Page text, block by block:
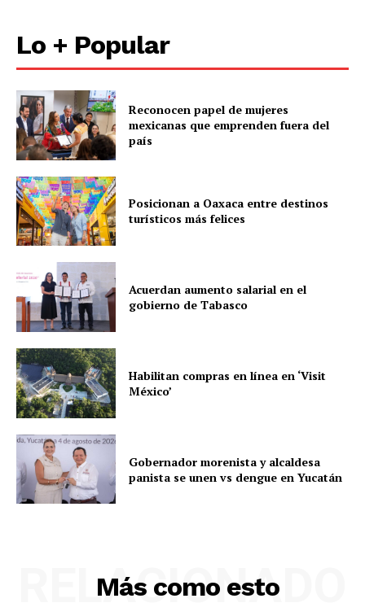
Lo + Popular
Reconocen papel de mujeres
mexicanas que emprenden fuera del
país
Posicionan a Oaxaca entre destinos
turísticos más felices
Acuerdan aumento salarial en el
gobierno de Tabasco
Habilitan compras en línea en ‘Visit
México’
Gobernador morenista y alcaldesa
panista se unen vs dengue en Yucatán
Más como esto
RELACIONADO